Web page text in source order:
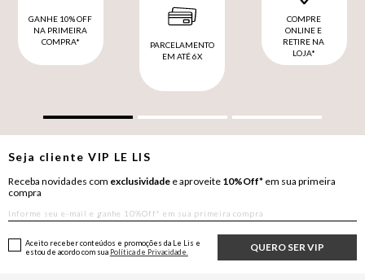
GANHE 10% OFF
NA PRIMEIRA
COMPRA*
PARCELAMENTO
EM ATÉ 6X
COMPRE
ONLINE E
RETIRE NA
LOJA*
Seja clienteVIP LE LIS
Receba novidades com exclusividade e aproveite 10%Off* em sua primeira
compra
QUERO SER VIP
Aceito receber conteúdos e promoções da Le Lis e
estou de acordo com sua Política de Privacidade.